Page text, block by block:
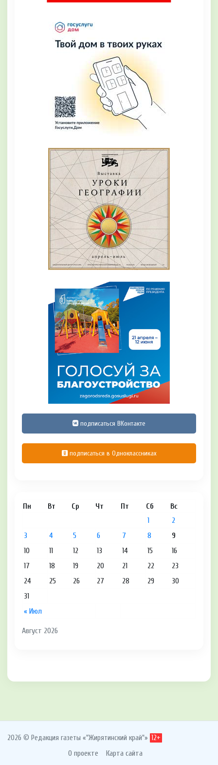
подписаться ВКонтакте
подписаться в Одноклассниках
Август 2026
Пн Вт Ср Чт Пт Сб Вс
« Июл
1
2
3
4 5 6 7 8
9
10
11 12 13 14 15
16
17
18 19 20 21 22
23
24
25 26 27 28 29
30
31
2026 © Редакция газеты «"Жирятинский край"» 12+
О проекте Карта сайта